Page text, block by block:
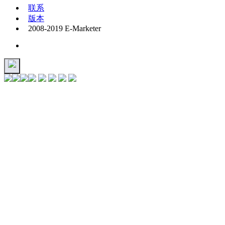
联系
版本
2008-2019 E-Marketer